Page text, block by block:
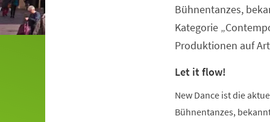
Bühnentanzes,
Kategorie
Produktionen auf
Let it flow!
New Dance ist die
Bühnentanzes,